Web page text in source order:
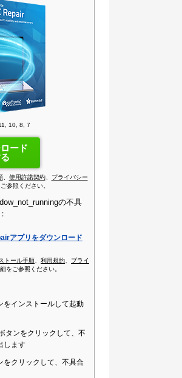
10, 8, 7
ード
、 使用許諾契約、
プライバシー
参照ください。
の不具
アプリをダウンロード
トール手順 利用規約
プライ
をご参照ください。
をインストールして起動
タンをクリックして、不
します
をクリックして、不具合